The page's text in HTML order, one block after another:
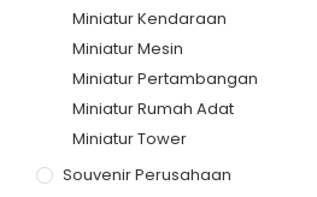
Miniatur Kendaraan
Miniatur Mesin
Miniatur Pertambangan
Miniatur Rumah Adat
Miniatur Tower
Souvenir Perusahaan